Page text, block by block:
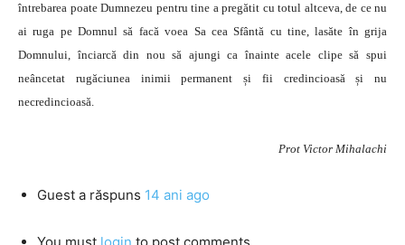
întrebarea poate Dumnezeu pentru tine a pregătit cu totul altceva, de ce nu
ai ruga pe Domnul să facă voea Sa cea Sfântă cu tine, lasăte în grija
Domnului, înciarcă din nou să ajungi ca înainte acele clipe să spui
neâncetat rugăciunea inimii permanent și fii credincioasă și nu
necredincioasă.
Prot Victor Mihalachi
Guest a răspuns 14 ani ago